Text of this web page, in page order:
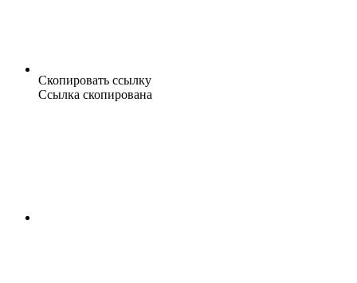
Скопировать ссылку
Ссылка скопирована